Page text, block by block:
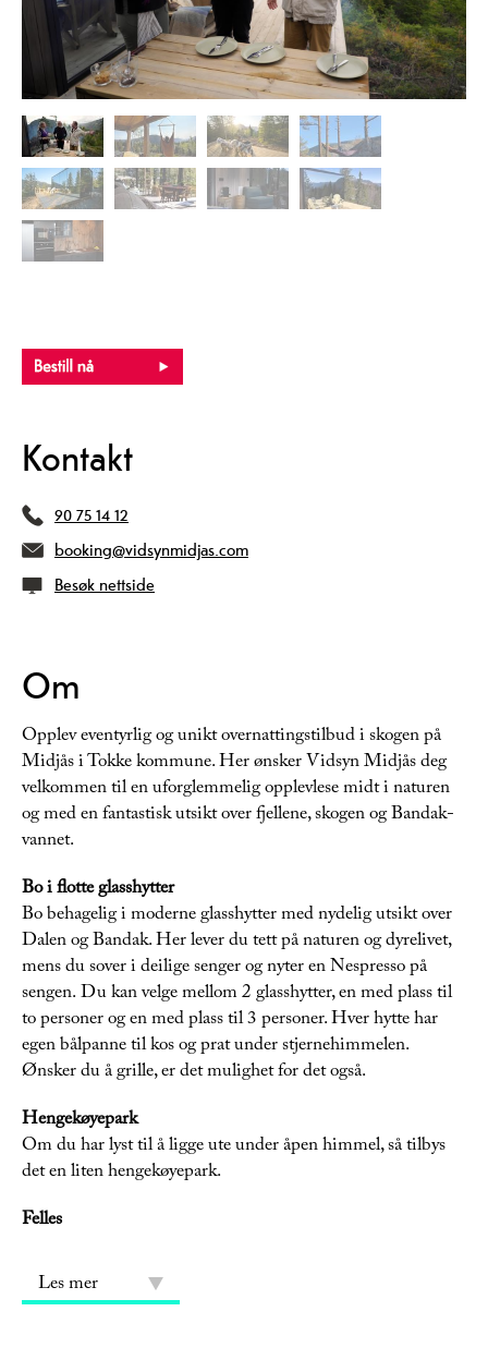
Kontakt
90 75 14 12
booking@vidsynmidjas.com
Besøk nettside
Om
Opplev eventyrlig og unikt overnattingstilbud i skogen på
Midjås i Tokke kommune. Her ønsker Vidsyn Midjås deg
velkommen til en uforglemmelig opplevlese midt i naturen
og med en fantastisk utsikt over fjellene, skogen og Bandak-
vannet.
Bo i flotte glasshytter
Bo behagelig i moderne glasshytter med nydelig utsikt over
Dalen og Bandak. Her lever du tett på naturen og dyrelivet,
mens du sover i deilige senger og nyter en Nespresso på
sengen. Du kan velge mellom 2 glasshytter, en med plass til
to personer og en med plass til 3 personer. Hver hytte har
egen bålpanne til kos og prat under stjernehimmelen.
Ønsker du å grille, er det mulighet for det også.
Hengekøyepark
Om du har lyst til å ligge ute under åpen himmel, så tilbys
det en liten hengekøyepark.
Felles
Les mer